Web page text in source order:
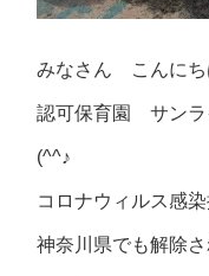
みなさん こんにち
認可保育園 サン
(^^♪
コロナウィルス感
神奈川県でも解除さ